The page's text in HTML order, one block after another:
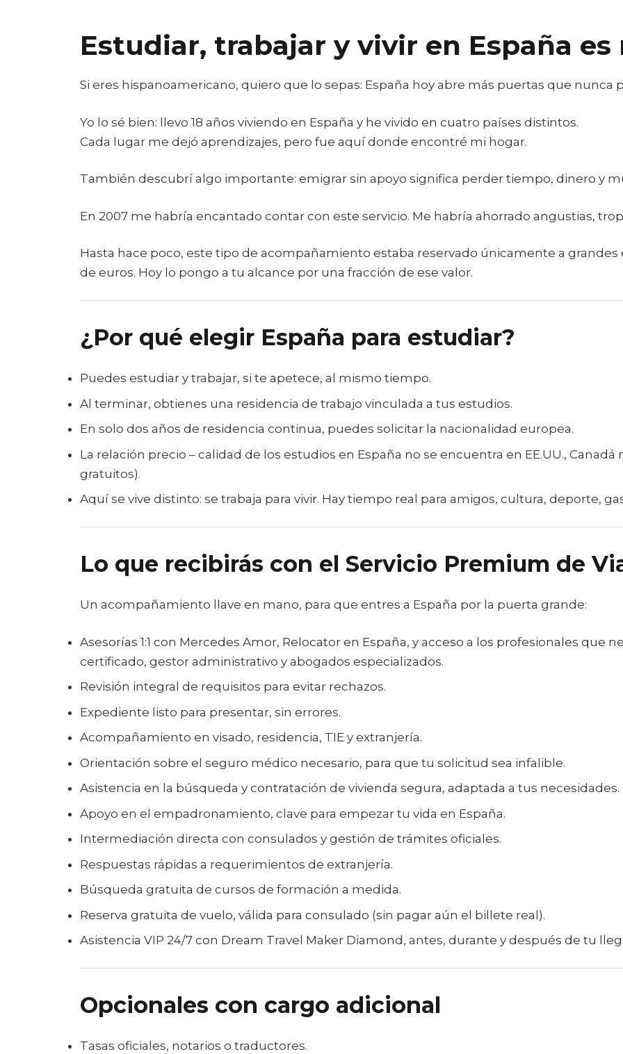
Estudiar, trabajar y vivir en España
Si eres hispanoamericano, quiero que lo sepas: España hoy abre más puertas que nunca
Yo lo sé bien: llevo 18 años viviendo en España y he vivido en cuatro países distintos.
Cada lugar me dejó aprendizajes, pero fue aquí donde encontré mi hogar.
También descubrí algo importante: emigrar sin apoyo significa perder tiempo, dinero y
En 2007 me habría encantado contar con este servicio. Me habría ahorrado angustias,
Hasta hace poco, este tipo de acompañamiento estaba reservado únicamente a grandes
de euros. Hoy lo pongo a tu alcance por una fracción de ese valor.
¿Por qué elegir España para estudiar?
Puedes estudiar y trabajar, si te apetece, al mismo tiempo.
Al terminar, obtienes una residencia de trabajo vinculada a tus estudios.
En solo dos años de residencia continua, puedes solicitar la nacionalidad europea.
La relación precio – calidad de los estudios en España no se encuentra en EE.UU.,
gratuitos).
Aquí se vive distinto: se trabaja para vivir. Hay tiempo real para amigos, cultura, deporte,
Lo que recibirás con el Servicio Premium de
Un acompañamiento llave en mano, para que entres a España por la puerta grande:
Asesorías 1:1 con Mercedes Amor, Relocator en España, y acceso a los profesionales que
certificado, gestor administrativo y abogados especializados.
Revisión integral de requisitos para evitar rechazos.
Expediente listo para presentar, sin errores.
Acompañamiento en visado, residencia, TIE y extranjería.
Orientación sobre el seguro médico necesario, para que tu solicitud sea infalible.
Asistencia en la búsqueda y contratación de vivienda segura, adaptada a tus necesidades.
Apoyo en el empadronamiento, clave para empezar tu vida en España.
Intermediación directa con consulados y gestión de trámites oficiales.
Respuestas rápidas a requerimientos de extranjería.
Búsqueda gratuita de cursos de formación a medida.
Reserva gratuita de vuelo, válida para consulado (sin pagar aún el billete real).
Asistencia VIP 24/7 con Dream Travel Maker Diamond, antes, durante y después de tu
Opcionales con cargo adicional
Tasas oficiales, notarios o traductores.